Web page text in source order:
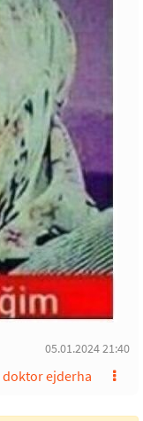
05.01.2024 21:40
doktor ejderha